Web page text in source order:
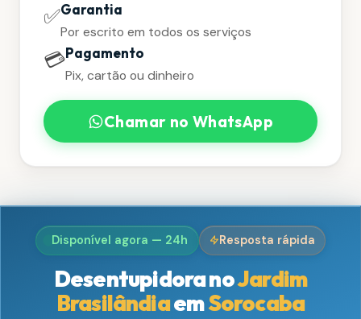
✅Garantia
Por escrito em todos os serviços
💳Pagamento
Pix, cartão ou dinheiro
Chamar no WhatsApp
Disponível agora — 24h Resposta rápida
Desentupidora noJardim
BrasilândiaemSorocaba